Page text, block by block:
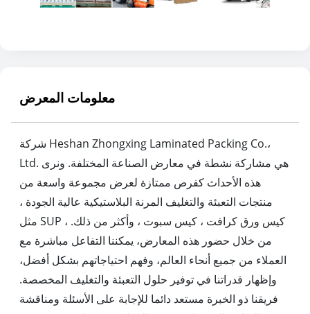
معلومات المعرض
شركة Heshan Zhongxing Laminated Packing Co.،
Ltd. هي مشاركة نشطة في معارض الصناعة المختلفة. ونرى
هذه الأحداث كفرص ممتازة لعرض مجموعة واسعة من
منتجات التعبئة والتغليف المرنة البلاستيكية عالية الجودة ،
مثل SUP ، كيس ورق كرافت ، كيس سبوت ، وأكثر من ذلك.
من خلال حضور هذه المعارض، يمكننا التفاعل مباشرة مع
العملاء من جميع أنحاء العالم، وفهم احتياجاتهم بشكل أفضل،
وإظهار قدراتنا في توفير حلول التعبئة والتغليف المخصصة.
فريقنا ذو الخبرة مستعد دائما للإجابة على الأسئلة ومناقشة